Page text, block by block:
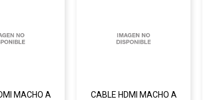
MACHO A
CABLE HDMI MACHO A